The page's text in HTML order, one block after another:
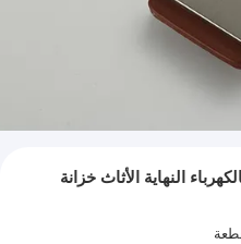
النهاية الأثاث خزانة